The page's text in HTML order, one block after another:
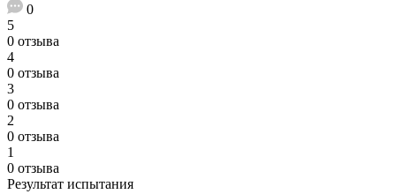
0
5
0 отзыва
4
0 отзыва
3
0 отзыва
2
0 отзыва
1
0 отзыва
Результат испытания